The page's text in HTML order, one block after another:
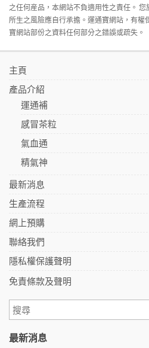
之任何産品，本網站不負適用性之責任。 您
所生之風險應自行承擔。運通寶網站，有權
寶網站部份之資料任何部分之錯誤或疏失。
主頁
產品介紹
運通補
感冒茶粒
氣血通
精氣神
最新消息
生產流程
網上預購
聯絡我們
隱私權保護聲明
免責條款及聲明
最新消息